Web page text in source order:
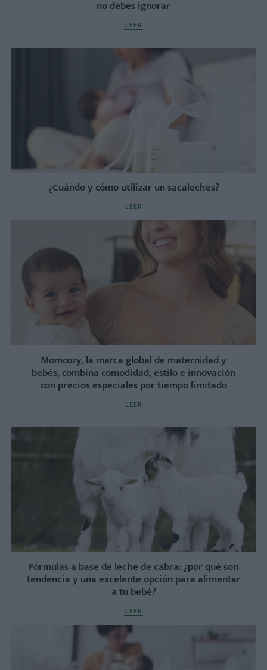
no debes ignorar
LEER
¿Cuándo y cómo utilizar un sacaleches?
LEER
Momcozy, la marca global de maternidad y
bebés, combina comodidad, estilo e innovación
con precios especiales por tiempo limitado
LEER
Fórmulas a base de leche de cabra: ¿por qué son
tendencia y una excelente opción para alimentar
a tu bebé?
LEER